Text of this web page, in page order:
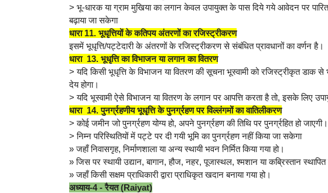
> भू-धारक या ग्राम मुखिया का लगान केवल उपायुक्त के पास दिये गये आवेदन पर पारित
बढ़ाया जा सकेगा
धारा 11. भूधृत्तियों के कतिपय अंतरणों का रजिस्ट्रीकरण
इसमें भूधृत्ति/पट्टेदारी के अंतरणों के रजिस्ट्रीकरण से संबंधित प्रावधानों का वर्णन है।
धारा 13. भूधृत्ति का विभाजन या लगान का वितरण
> यदि किसी भूधृत्ति के विभाजन या वितरण की सूचना भूस्वामी को रजिस्ट्रीकृत डाक से
देय होगा।
> यदि भूस्वामी ऐसे विभाजन या वितरण के लगान पर आपत्ति करता है तो, इसके लिए
धारा 14. पुनर्ग्रहणीय भूधृत्ति के पुनर्ग्रहण पर विल्लंगमों का वातिलीकरण
> कोई जमीन जो पुनर्ग्रहण योग्य हो, अपने पुनर्ग्रहण की तिथि पर पुनर्ग्रहित हो जाएगी।
> निम्न परिस्थितियों में पट्टे पर दी गयी भूमि का पुनर्ग्रहण नहीं किया जा सकेगा
» जहाँ निवासगृह, निर्माणशाला या अन्य स्थायी भवन निर्मित किया गया हो।
» जिस पर स्थायी उद्यान, बागान, हौज, नहर, पूजास्थल, श्मशान या कब्रिस्तान स्थापित
» जहाँ किसी सक्षम प्राधिकारी द्वारा प्राधिकृत खदान बनाया गया हो।
अध्याय-4 - रैयत (Raiyat)